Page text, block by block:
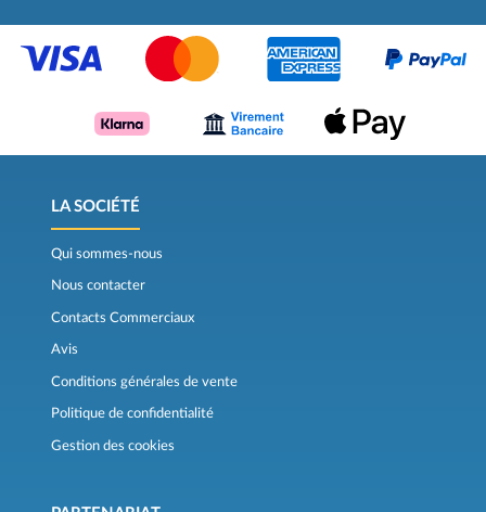
LA SOCIÉTÉ
Qui sommes-nous
Nous contacter
Contacts Commerciaux
Avis
Conditions générales de vente
Politique de confidentialité
Gestion des cookies